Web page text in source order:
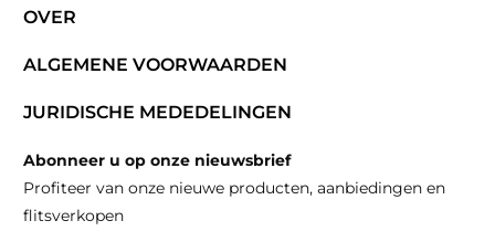
OVER
ALGEMENE VOORWAARDEN
JURIDISCHE MEDEDELINGEN
Abonneer u op onze nieuwsbrief
Profiteer van onze nieuwe producten, aanbiedingen en
flitsverkopen